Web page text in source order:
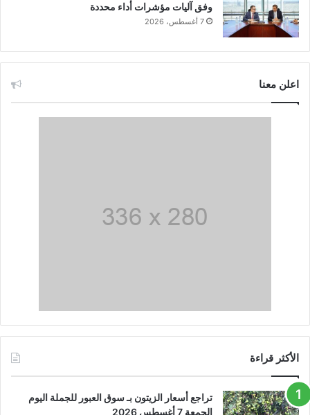
وفق آليات مؤشرات أداء محددة
7 أغسطس، 2026
اعلن معنا
الأكثر قراءة
تراجع أسعار الزيتون بـ سوق العبور للجملة اليوم
الجمعة 7 أغسطس 2026